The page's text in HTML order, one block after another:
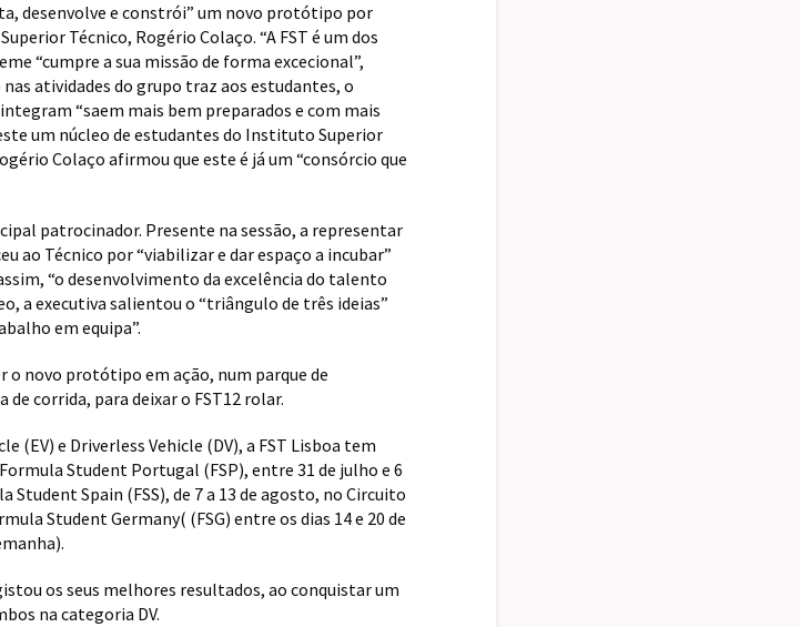
desenvolve e constrói” um novo protótipo por
Técnico, Rogério Colaço. “A FST é um dos
“cumpre a sua missão de forma excecional”,
atividades do grupo traz aos estudantes, o
“saem mais bem preparados e com mais
um núcleo de estudantes do Instituto Superior
Colaço afirmou que este é já um “consórcio que
patrocinador. Presente na sessão, a representar
ao Técnico por “viabilizar e dar espaço a incubar”
“o desenvolvimento da excelência do talento
a executiva salientou o “triângulo de três ideias”
em equipa”.
o novo protótipo em ação, num parque de
corrida, para deixar o FST12 rolar.
(EV) e Driverless Vehicle (DV), a FST Lisboa tem
Student Portugal (FSP), entre 31 de julho e 6
Student Spain (FSS), de 7 a 13 de agosto, no Circuito
Student Germany( (FSG) entre os dias 14 e 20 de
os seus melhores resultados, ao conquistar um
na categoria DV.